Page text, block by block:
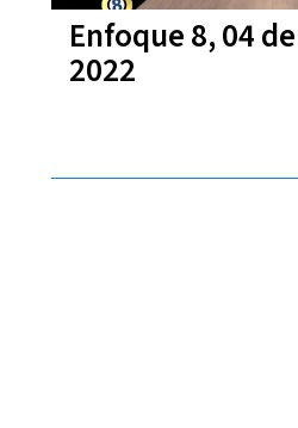
Enfoque 8, 04
2022